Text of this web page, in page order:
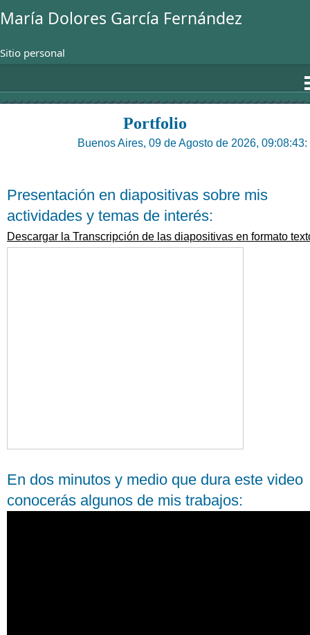
María Dolores García Fernández
Sitio personal
Portfolio
Buenos Aires, 09 de Agosto de 2026, 09:08:43:
Presentación en diapositivas sobre mis
actividades y temas de interés:
Descargar la Transcripción de las diapositivas en formato
En dos minutos y medio que dura este video
conocerás algunos de mis trabajos: